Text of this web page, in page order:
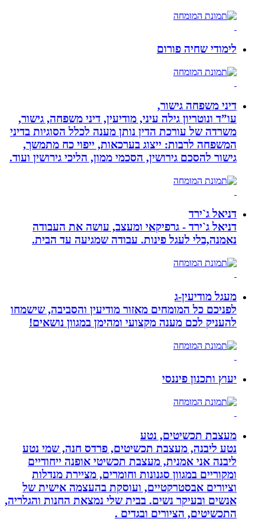
לימודי שחיה פורום
דיני משפחה גישור,
עו”ד ונוטריון גילה עיני, מודיעין, דיני משפחה, גישור,
משרדה של עורכת הדין נותן מענה לכלל הסוגיות בדיני
המשפחה לרבות: ייצוג בערכאות, ייפוי כח מתמשך,
גישור להסכם גירושין, הסכמי ממון, הליכי גירושין ועוד.
דניאל ג`ירד
דניאל ג`ירד - גרפיקאי ומעצב, עושה את העבודה
נאמנה,בלי לעגל פינות. עבודה שמגיעה עד הבית.
מעגל מודיעין-ג
לפניכם כל המומחים מאזור מודיעין והסביבה, שישמחו
להעניק לכם מענה מקצועי ומהימן במגוון נושאים!
יעוץ ותכנון פיננסי
מעצבת תכשיטים, נטע
נטע ליבנה, מעצבת תכשיטים, פרדס חנה, שמי נטע
ליבנה אני אמנית, מעצבת תכשיטי אופנה ייחודיים
ומקוריים במגוון סגנונות וחומרים, מציירת מנדלות
וציורים אבסטרקטיים, ועוסקת בהעצמה אישית של
אנשים ובעיקר נשים. בבית שלי נמצאת החנות והגלריה,
התכשיטים, הציורים ובגדים .